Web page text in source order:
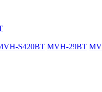
S420BT MVH-29BT